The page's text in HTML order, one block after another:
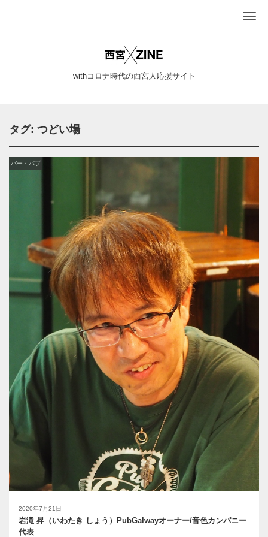
withコロナ時代の西宮人応援サイト
タグ: つどい場
2020年7月21日
バー・パブ
岩滝 昇（いわたき しょう）PubGalwayオーナー/音色カンパニー
代表